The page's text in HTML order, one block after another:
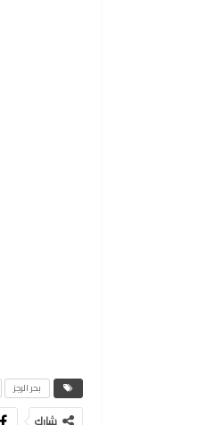
بحر الرجز